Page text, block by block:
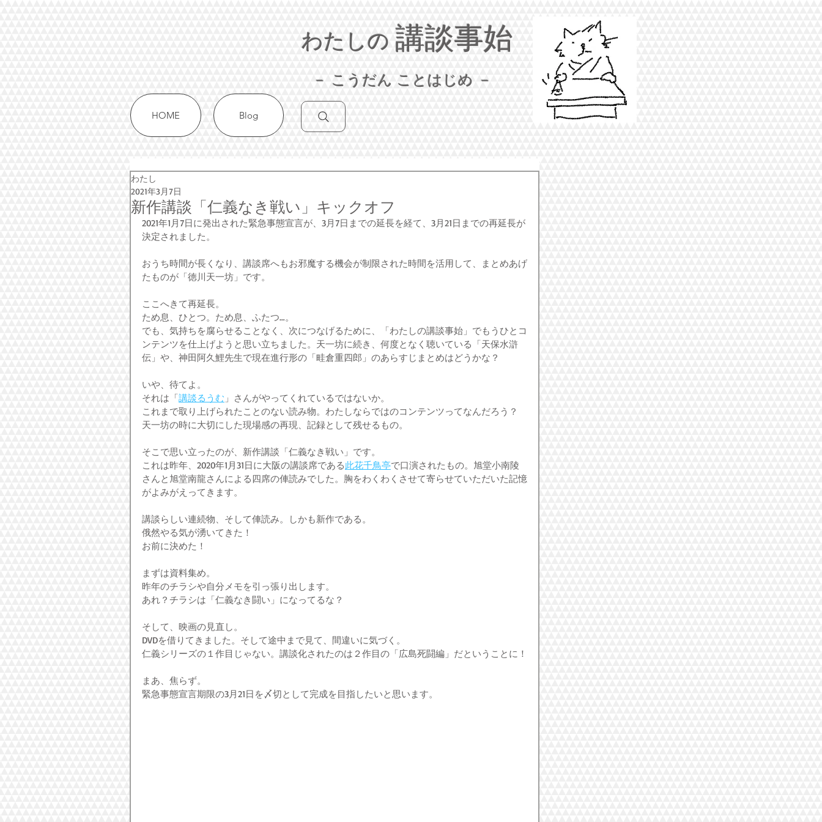
わたしの講談事始
－ こうだん ことはじめ －
HOME Blog
新作講談「仁義なき戦い」キックオフ
わたし
2021年3月7日
2021年1月7日に発出された緊急事態宣言が、3月7日までの延長を経て、3月21日までの再延長が
決定されました。
おうち時間が長くなり、講談席へもお邪魔する機会が制限された時間を活用して、まとめあげ
たものが「徳川天一坊」です。
ここへきて再延長。
ため息、ひとつ。ため息、ふたつ…。
でも、気持ちを腐らせることなく、次につなげるために、「わたしの講談事始」でもうひとコ
ンテンツを仕上げようと思い立ちました。天一坊に続き、何度となく聴いている「天保水滸
伝」や、神田阿久鯉先生で現在進行形の「畦倉重四郎」のあらすじまとめはどうかな？
いや、待てよ。
それは「講談るうむ 」さんがやってくれているではないか。
これまで取り上げられたことのない読み物。わたしならではのコンテンツってなんだろう？
天一坊の時に大切にした現場感の再現、記録として残せるもの。
そこで思い立ったのが、新作講談「仁義なき戦い」です。
これは昨年、2020年1月31日に大阪の講談席である此花千鳥亭で口演されたもの。旭堂小南陵
さんと旭堂南龍さんによる四席の俥読みでした。胸をわくわくさせて寄らせていただいた記憶
がよみがえってきます。
講談らしい連続物、そして俥読み。しかも新作である。
俄然やる気が湧いてきた！
お前に決めた！
まずは資料集め。
昨年のチラシや自分メモを引っ張り出します。
あれ？チラシは「仁義なき闘い」になってるな？
そして、映画の見直し。
DVDを借りてきました。そして途中まで見て、間違いに気づく。
仁義シリーズの１作目じゃない。講談化されたのは２作目の「広島死闘編」だということに！
まあ、焦らず。
緊急事態宣言期限の3月21日を〆切として完成を目指したいと思います。